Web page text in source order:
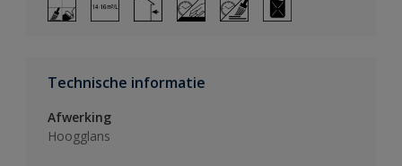
Technische informatie
Afwerking
Hoogglans